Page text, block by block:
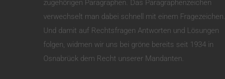
zugehörigen Paragraphen. Das Paragraphenzeichen
verwechselt man dabei schnell mit einem Fragezeichen.
Und damit auf Rechtsfragen Antworten und Lösungen
folgen, widmen wir uns bei gröne bereits seit 1934 in
Osnabrück dem Recht unserer Mandanten.